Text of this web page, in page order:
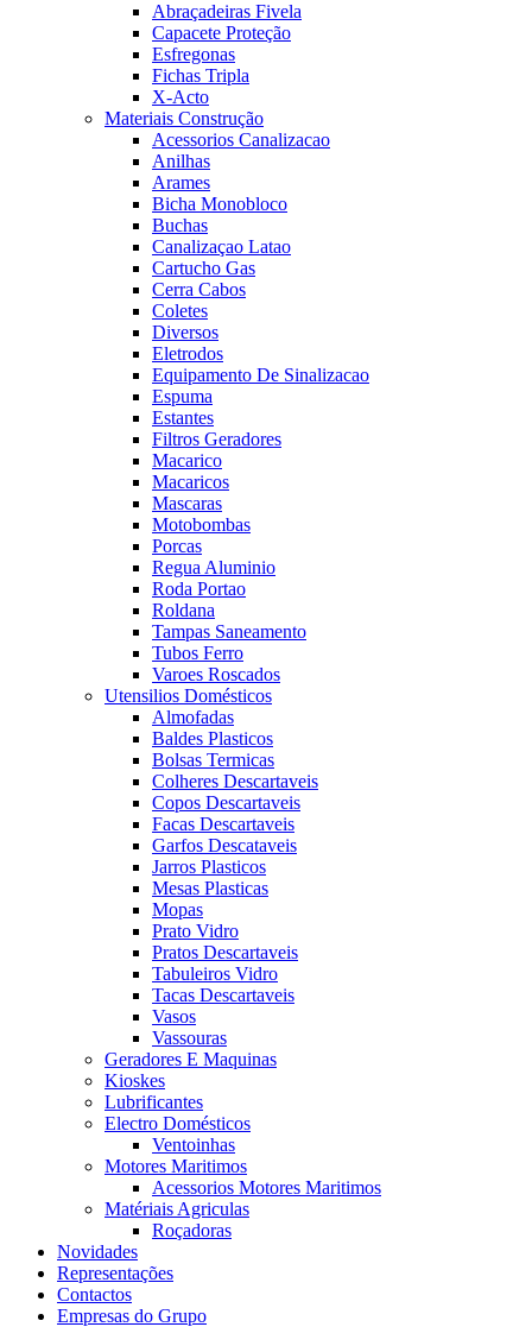
Abraçadeiras Fivela
Capacete Proteção
Esfregonas
Fichas Tripla
X-Acto
Materiais Construção
Acessorios Canalizacao
Anilhas
Arames
Bicha Monobloco
Buchas
Canalizaçao Latao
Cartucho Gas
Cerra Cabos
Coletes
Diversos
Eletrodos
Equipamento De Sinalizacao
Espuma
Estantes
Filtros Geradores
Macarico
Macaricos
Mascaras
Motobombas
Porcas
Regua Aluminio
Roda Portao
Roldana
Tampas Saneamento
Tubos Ferro
Varoes Roscados
Utensilios Domésticos
Almofadas
Baldes Plasticos
Bolsas Termicas
Colheres Descartaveis
Copos Descartaveis
Facas Descartaveis
Garfos Descataveis
Jarros Plasticos
Mesas Plasticas
Mopas
Prato Vidro
Pratos Descartaveis
Tabuleiros Vidro
Tacas Descartaveis
Vasos
Vassouras
Geradores E Maquinas
Kioskes
Lubrificantes
Electro Domésticos
Ventoinhas
Motores Maritimos
Acessorios Motores Maritimos
Matériais Agriculas
Roçadoras
Novidades
Representações
Contactos
Empresas do Grupo